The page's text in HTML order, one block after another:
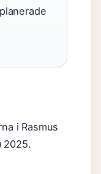
i Rasmus
2025.